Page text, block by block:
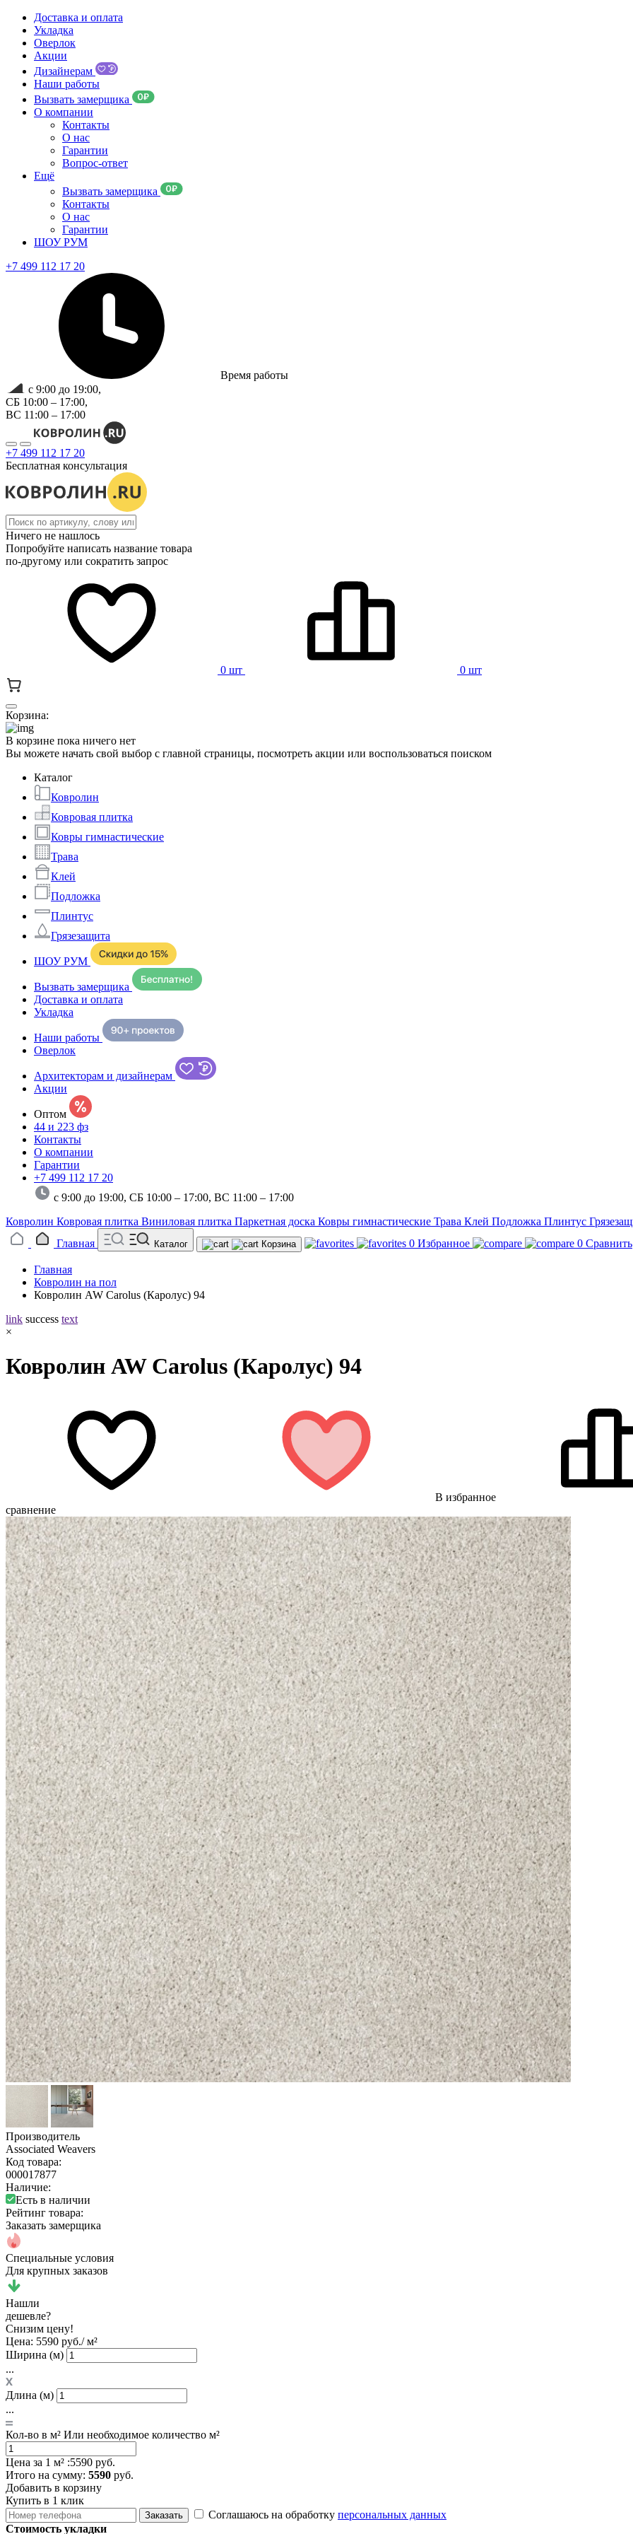
Доставка и оплата
Укладка
Оверлок
Акции
Дизайнерам
Наши работы
Вызвать замерщика
О компании
Контакты
О нас
Гарантии
Вопрос-ответ
Ещё
Вызвать замерщика
Контакты
О нас
Гарантии
ШОУ РУМ
+7 499 112 17 20
Время работы
с 9:00 до 19:00,
СБ 10:00 – 17:00,
ВС 11:00 – 17:00
+7 499 112 17 20
Бесплатная консультация
Ничего не нашлось
Попробуйте написать название товара
по-другому или сократить запрос
0 шт 0 шт
Корзина:
В корзине пока ничего нет
Вы можете начать свой выбор с главной страницы, посмотреть акции или воспользоваться поиском
Каталог
Ковролин
Ковровая плитка
Ковры гимнастические
Трава
Клей
Подложка
Плинтус
Грязезащита
ШОУ РУМ
Вызвать замерщика
Доставка и оплата
Укладка
Наши работы
Оверлок
Архитекторам и дизайнерам
Акции
Оптом
44 и 223 фз
Контакты
О компании
Гарантии
+7 499 112 17 20
с 9:00 до 19:00, СБ 10:00 – 17:00, ВС 11:00 – 17:00
Ковролин Ковровая плитка Виниловая плитка Паркетная доска Ковры гимнастические Трава Клей Подложка Плинтус
Главная
Каталог Корзина 0 Избранное 0 Сравнить
Главная
Ковролин на пол
Ковролин AW Carolus (Каролус) 94
link success text
×
Ковролин AW Carolus (Каролус) 94
В избранное
сравнение
Производитель
Associated Weavers
Код товара:
000017877
Наличие:
Есть в наличии
Рейтинг товара:
Заказать замерщика
Специальные условия
Для крупных заказов
Нашли
дешевле?
Снизим цену!
Цена: 5590 руб./ м²
Ширина (м)
...
Длина (м)
...
Кол-во в м² Или необходимое количество м²
Цена за 1 м² :5590 руб.
Итого на сумму: 5590 руб.
Добавить в корзину
Купить в 1 клик
Заказать Соглашаюсь на обработку персональных данных
Стоимость укладки